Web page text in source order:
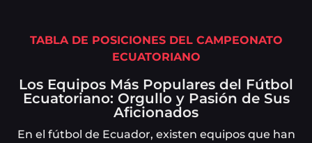
TABLA DE POSICIONES DEL CAMPEONATO
ECUATORIANO
Los Equipos Más Populares del Fútbol
Ecuatoriano: Orgullo y Pasión de Sus
Aficionados
En el fútbol de Ecuador, existen equipos que han